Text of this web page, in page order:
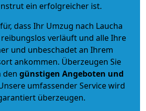
ein erfolgreicher ist.
dass Ihr Umzug nach Laucha
verläuft und alle Ihre
und unbeschadet an Ihrem
ankommen. Überzeugen Sie
den günstigen Angeboten und
umfassender Service wird
überzeugen.